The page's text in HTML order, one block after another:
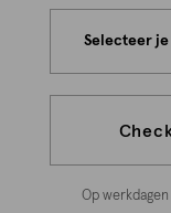
Selecteer je
Op